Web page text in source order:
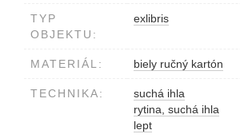
TYP
OBJEKTU:
exlibris
MATERIÁL: biely ručný kartón
TECHNIKA:
suchá ihla
rytina, suchá ihla
lept